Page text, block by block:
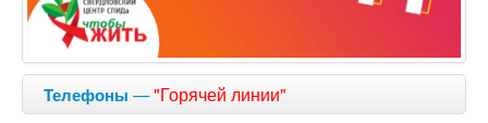
Телефоны —"Горячей линии"